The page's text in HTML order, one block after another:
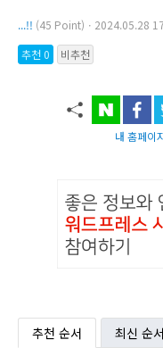
...!! (45 Point)ㆍ2024.05.28
추천 0
비추천
내 홈페이
추천 순서 최신 순서